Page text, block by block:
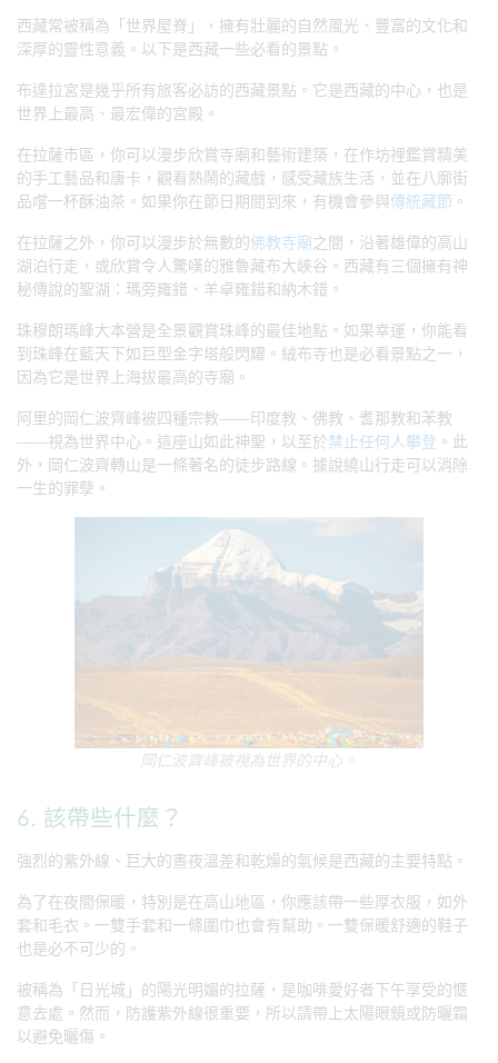
西藏常被稱為「世界屋脊」，擁有壯麗的自然風光、豐富的文化和
深厚的靈性意義。以下是西藏一些必看的景點。
布達拉宮是幾乎所有旅客必訪的西藏景點。它是西藏的中心，也是
世界上最高、最宏偉的宮殿。
在拉薩市區，你可以漫步欣賞寺廟和藝術建築，在作坊裡鑑賞精美
的手工藝品和唐卡，觀看熱鬧的藏戲，感受藏族生活，並在八廓街
品嚐一杯酥油茶。如果你在節日期間到來，有機會參與傳統藏節 。
在拉薩之外，你可以漫步於無數的佛教寺廟之間，沿著雄偉的高山
湖泊行走，或欣賞令人驚嘆的雅魯藏布大峽谷。西藏有三個擁有神
秘傳說的聖湖：瑪旁雍錯、羊卓雍錯和納木錯。
珠穆朗瑪峰大本營是全景觀賞珠峰的最佳地點。如果幸運，你能看
到珠峰在藍天下如巨型金字塔般閃耀。絨布寺也是必看景點之一，
因為它是世界上海拔最高的寺廟。
阿里的岡仁波齊峰被四種宗教——印度教、佛教、耆那教和苯教
——視為世界中心。這座山如此神聖，以至於禁止任何人攀登 。此
外，岡仁波齊轉山是一條著名的徒步路線。據說繞山行走可以消除
一生的罪孽。
岡仁波齊峰被視為世界的中心。
6. 該帶些什麼？
強烈的紫外線、巨大的晝夜溫差和乾燥的氣候是西藏的主要特點。
為了在夜間保暖，特別是在高山地區，你應該帶一些厚衣服，如外
套和毛衣。一雙手套和一條圍巾也會有幫助。一雙保暖舒適的鞋子
也是必不可少的。
被稱為「日光城」的陽光明媚的拉薩，是咖啡愛好者下午享受的愜
意去處。然而，防護紫外線很重要，所以請帶上太陽眼鏡或防曬霜
以避免曬傷。